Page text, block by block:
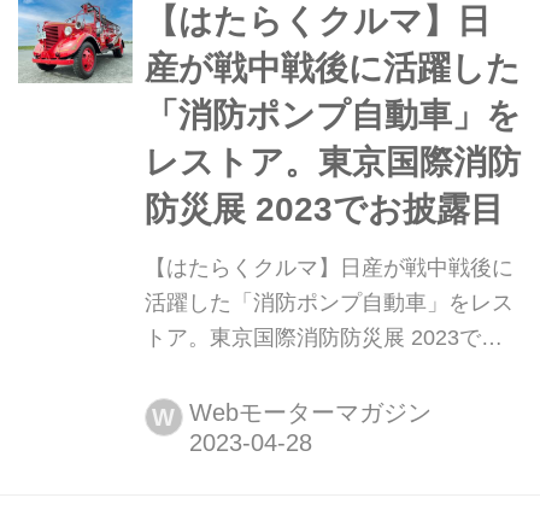
で買ったのか...?」(黒田)、「黒田パイ
セン、全壊だわ...」(イシッチ)、「だ
って、オークションで安かったんだ...
【はたらくクルマ】日
産が戦中戦後に活躍した
「消防ポンプ自動車」を
レストア。東京国際消防
防災展 2023でお披露目
【はたらくクルマ】日産が戦中戦後に
活躍した「消防ポンプ自動車」をレス
トア。東京国際消防防災展 2023でお
(以下、日産)と東京消防庁は、東京消
防庁が長年保管してきた「ニッサン
W Webモーターマガジン